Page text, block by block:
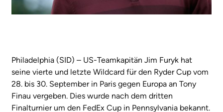
Philadelphia (SID) – US-Teamkapitän Jim Furyk hat
seine vierte und letzte Wildcard für den Ryder Cup vom
28. bis 30. September in Paris gegen Europa an Tony
Finau vergeben. Dies wurde nach dem dritten
Finalturnier um den FedEx Cup in Pennsylvania bekannt.